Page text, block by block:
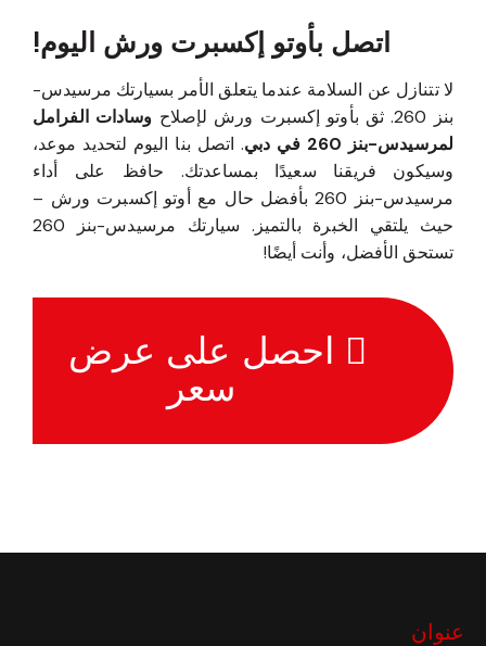
اتصل بأوتو إكسبرت ورش اليوم!
لا تتنازل عن السلامة عندما يتعلق الأمر بسيارتك مرسيدس-
بنز 260. ثق بأوتو إكسبرت ورش لإصلاح
وسادات الفرامل
لمرسيدس-بنز 260 في دبي
. اتصل بنا اليوم لتحديد موعد،
وسيكون فريقنا سعيدًا بمساعدتك. حافظ على أداء
مرسيدس-بنز 260 بأفضل حال مع أوتو إكسبرت ورش –
حيث يلتقي الخبرة بالتميز. سيارتك مرسيدس-بنز 260
تستحق الأفضل، وأنت أيضًا!
احصل على عرض
سعر
عنوان